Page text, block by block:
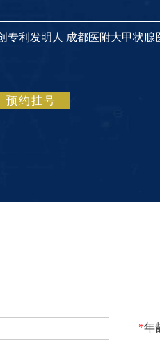
利发明人 成都医附大甲状腺
预约挂号
*年